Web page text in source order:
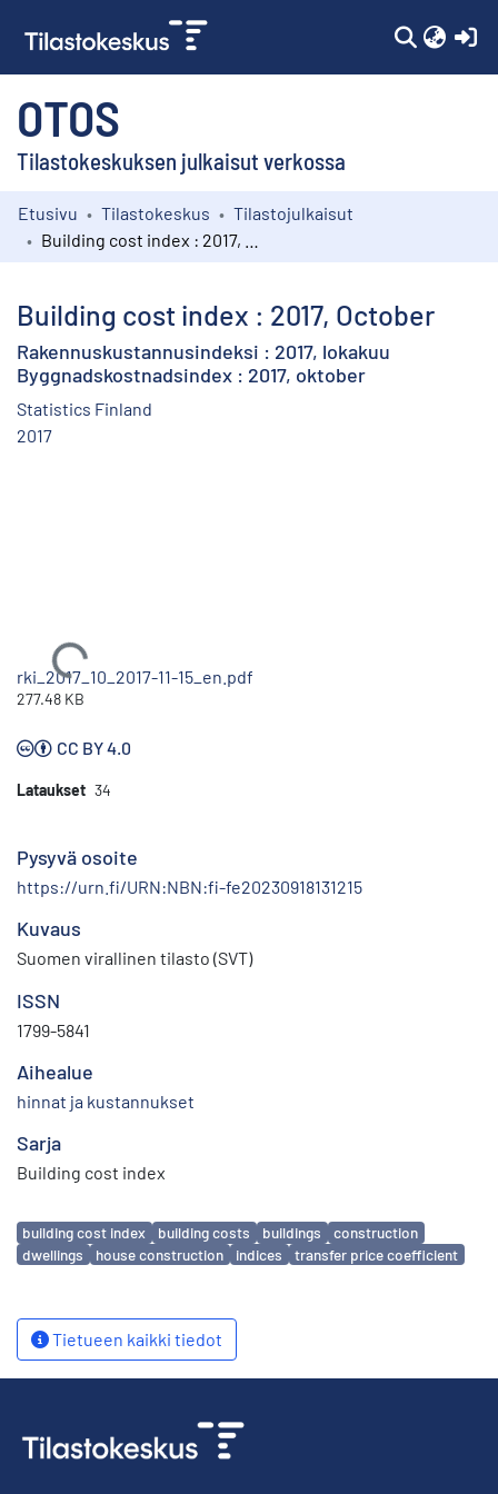
OTOS
Tilastokeskuksen julkaisut verkossa
Kokoelmat
Etusivu Tilastokeskus
Tilastojulkaisut
Building cost index : 2017, October
Rakennuskustannusindeksi : 2017, lokakuu
Byggnadskostnadsindex : 2017, oktober
Statistics Finland
2017
Ladataan...
rki_2017_10_2017-11-15_en.pdf
277.48 KB
CC BY 4.0
Lataukset 34
Pysyvä osoite
https://urn.fi/URN:NBN:fi-fe20230918131215
Kuvaus
Suomen virallinen tilasto (SVT)
ISSN
1799-5841
Aihealue
hinnat ja kustannukset
Sarja
Building cost index
Avainsanat
building cost index building costs buildings
construction
dwellings
house construction indices transfer price coefficient
Tietueen kaikki tiedot